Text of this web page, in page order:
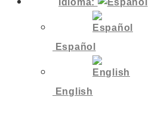
Idioma:
Español
English